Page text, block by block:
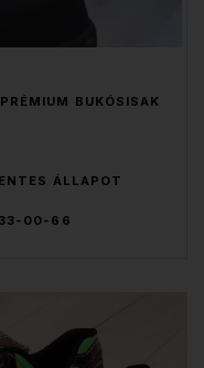
BUKÓSISAK
ÁLLAPOT
00-66